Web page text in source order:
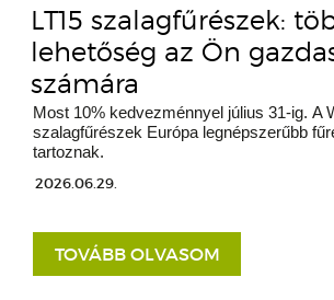
LT15 szalagfűrészek:
lehetőség az Ön
számára
Most 10% kedvezménnyel július 31-ig. A
szalagfűrészek Európa legnépszerűbb
tartoznak.
2026.06.29.
TOVÁBB OLVASOM